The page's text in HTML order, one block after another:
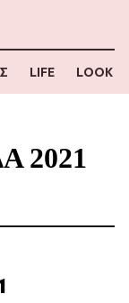
LIFE LOOK
2021